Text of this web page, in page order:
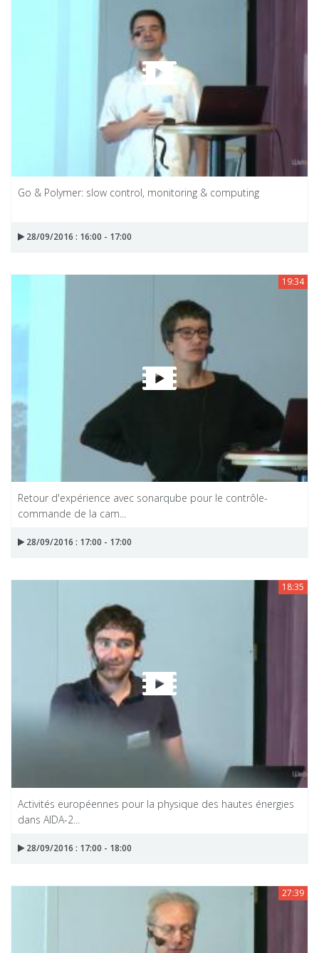
Go & Polymer: slow control, monitoring & computing
28/09/2016 : 16:00 - 17:00
19:34
Retour d'expérience avec sonarqube pour le contrôle-
commande de la cam...
28/09/2016 : 17:00 - 17:00
18:35
Activités européennes pour la physique des hautes énergies
dans AIDA-2...
28/09/2016 : 17:00 - 18:00
27:39